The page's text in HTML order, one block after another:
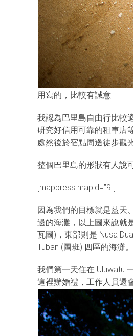
用寫的，比較有誠意
我認為巴里島自由行比較
研究好信用可靠的租車店
處然後於宿點周邊徒步觀
整個巴里島的形狀有人說
[mappress mapid=”9″]
因為我們的目標就是藍天
邊的海灘，以上圖來說就
瓦圖)，東部則是 Nusa
Tuban (圖班) 四區的海灘。
我們第一天住在 Uluwatu
這裡辦婚禮，工作人員還